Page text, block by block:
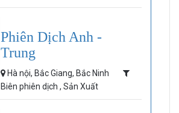
Phiên Dịch Anh -
Trung
Hà nội, Bắc Giang, Bắc Ninh
Biên phiên dịch , Sản Xuất